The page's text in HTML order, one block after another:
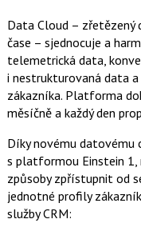
Data Cloud – zřetězený
čase – sjednocuje a
telemetrická data,
i nestrukturovaná data
zákazníka. Platforma
měsíčně a každý den
Díky novému datovému
s platformou Einstein 1,
způsoby zpřístupnit od
jednotné profily
služby CRM: